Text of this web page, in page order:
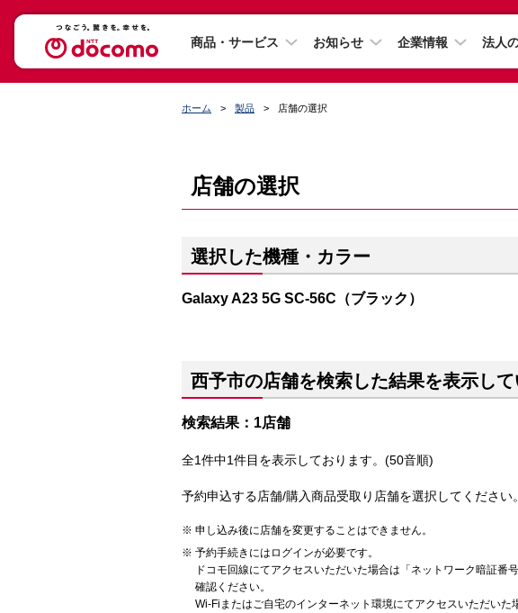
商品・サービス お知らせ 企業情報 法人
ホーム 製品 店舗の選択
店舗の選択
選択した機種・カラー
Galaxy A23 5G SC-56C（ブラック）
西予市の店舗を検索した結果を表示し
検索結果：1店舗
全1件中1件目を表示しております。(50音順)
予約申込する店舗/購入商品受取り店舗を選択してください。
申し込み後に店舗を変更することはできません。
予約手続きにはログインが必要です。
ドコモ回線にてアクセスいただいた場合は「ネットワーク暗証番
確認ください。
Wi-Fiまたはご自宅のインターネット環境にてアクセスいただい